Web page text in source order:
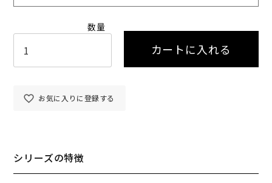
お気に入りに登録する
カートに入れる
シリーズの特徴